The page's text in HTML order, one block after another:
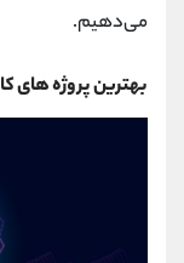
می‌دهیم.
بهترین پروژ‌ه‌ های